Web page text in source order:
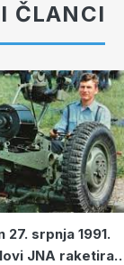
ČLANCI
27. srpnja 1991.
JNA raketirali